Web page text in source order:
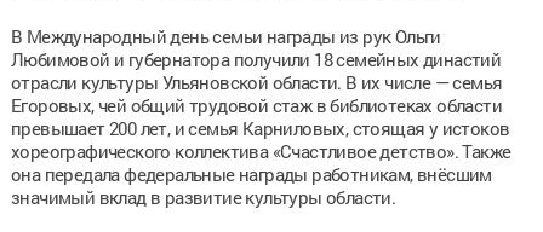
В Международный день семьи награды из рук Ольги
Любимовой и губернатора получили 18 семейных династий
отрасли культуры Ульяновской области. В их числе — семья
Егоровых, чей общий трудовой стаж в библиотеках области
превышает 200 лет, и семья Карниловых, стоящая у истоков
хореографического коллектива «Счастливое детство». Также
она передала федеральные награды работникам, внёсшим
значимый вклад в развитие культуры области.